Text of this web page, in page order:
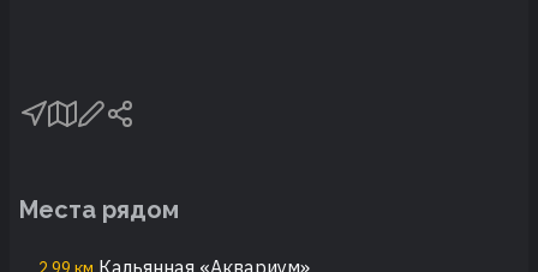
Места рядом